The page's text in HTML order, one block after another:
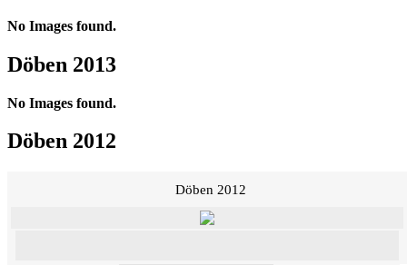
No Images found.
Döben 2013
No Images found.
Döben 2012
Döben 2012